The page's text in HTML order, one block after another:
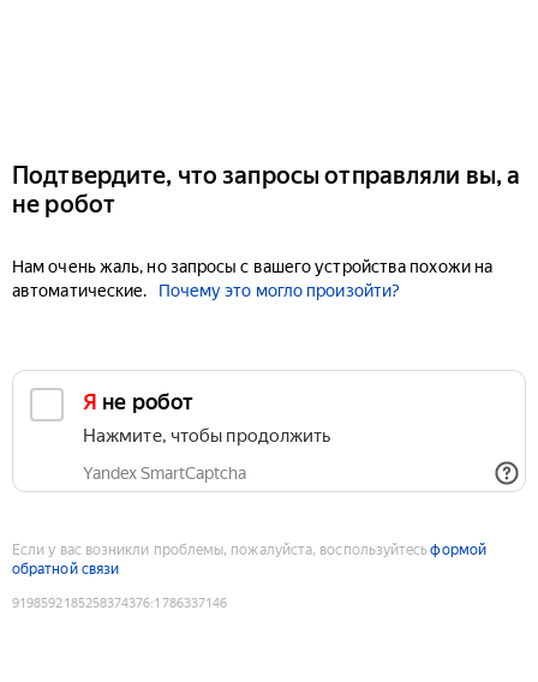
Подтвердите, что запросы отправляли вы, а
не робот
Нам очень жаль, но запросы с вашего устройства похожи на
автоматические.
Почему это могло произойти?
Я не робот
Нажмите, чтобы продолжить
Yandex SmartCaptcha
Если у вас возникли проблемы, пожалуйста, воспользуйтесьформой
обратной связи
9198592185258374376:1786337146